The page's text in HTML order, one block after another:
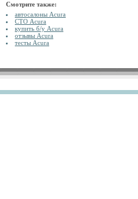
Смотрите также:
автосалоны Acura
СТО Acura
купить б/у Acura
отзывы Acura
тесты Acura